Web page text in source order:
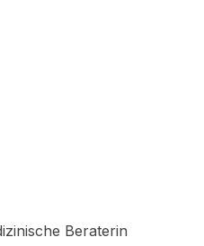
Beraterin